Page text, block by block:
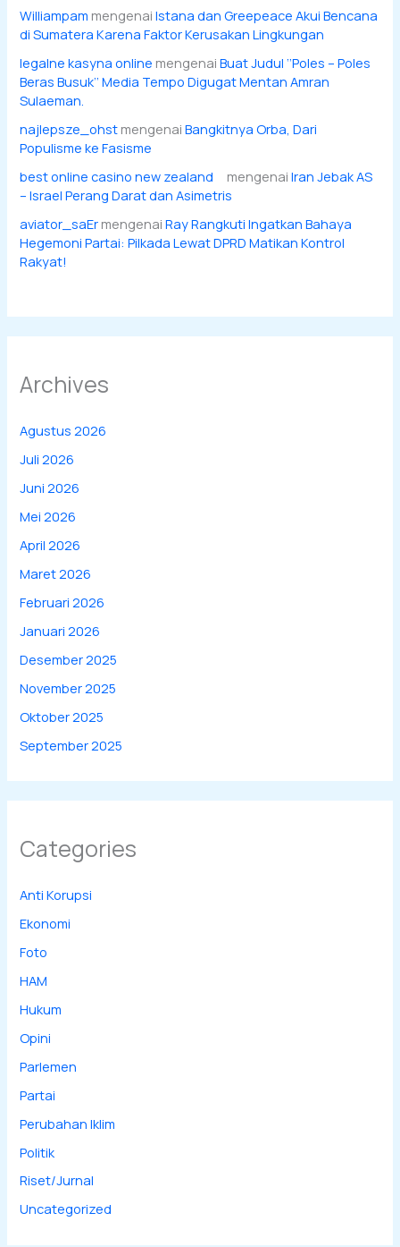
Williampam mengenaiIstana dan Greepeace Akui Bencana
di Sumatera Karena Faktor Kerusakan Lingkungan
legalne kasyna online mengenaiBuat Judul ‘’Poles – Poles
Beras Busuk’’ Media Tempo Digugat Mentan Amran
Sulaeman.
najlepsze_ohst mengenaiBangkitnya Orba, Dari
Populisme ke Fasisme
best online casino new zealand
mengenaiIran Jebak AS
– Israel Perang Darat dan Asimetris
aviator_saEr mengenaiRay Rangkuti Ingatkan Bahaya
Hegemoni Partai: Pilkada Lewat DPRD Matikan Kontrol
Rakyat!
Archives
Agustus 2026
Juli 2026
Juni 2026
Mei 2026
April 2026
Maret 2026
Februari 2026
Januari 2026
Desember 2025
November 2025
Oktober 2025
September 2025
Categories
Anti Korupsi
Ekonomi
Foto
HAM
Hukum
Opini
Parlemen
Partai
Perubahan Iklim
Politik
Riset/Jurnal
Uncategorized